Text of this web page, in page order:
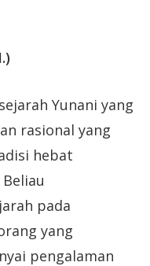
Yunani yang
rasional yang
hebat
pada
yang
pengalaman